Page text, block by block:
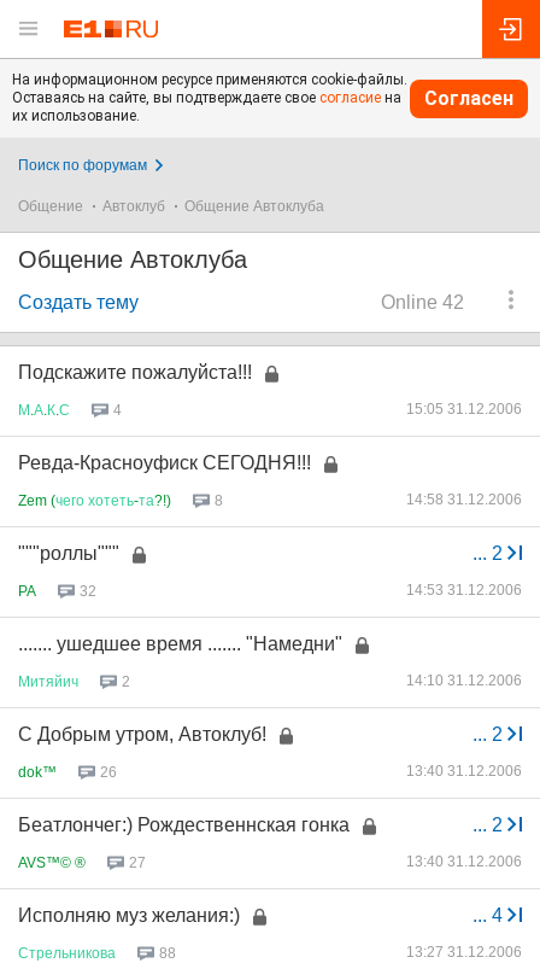
На информационном ресурсе применяются cookie-файлы.
Оставаясь на сайте, вы подтверждаете свое согласие на
их использование.
Согласен
Поиск по форумам
Общение Автоклуб Общение Автоклуба
Общение Автоклуба
Online 42
Создать тему
Подскажите пожалуйста!!!
М А К С 4 15:05 31.12.2006
Ревда-Красноуфиск СЕГОДНЯ!!!
Zem (чего хотеть-та?!) 8 14:58 31.12.2006
... 2
"""роллы"""
PA 32 14:53 31.12.2006
....... ушедшее время ....... "Намедни"
Митяйич 2 14:10 31.12.2006
... 2
C Добрым утром, Автоклуб!
dok™ 26 13:40 31.12.2006
... 2
Беатлончег:) Рождественнская гонка
AVS™© ® 27 13:40 31.12.2006
... 4
Исполняю муз желания:)
Стрельникова 88 13:27 31.12.2006